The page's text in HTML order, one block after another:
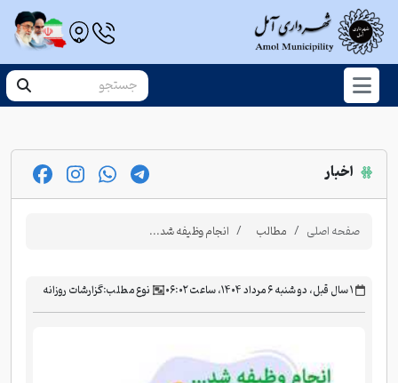
اخبار
صفحه اصلی مطالب انجام وظیفه شد...
‫۱ سال قبل، دو شنبه ۶ مرداد ۱۴۰۴، ساعت ۰۶:۰۲ نوع مطلب:گزارشات روزانه